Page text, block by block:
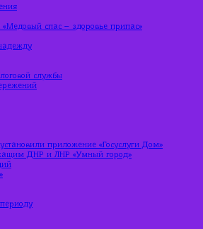
спас – здоровье припас»
службы
приложение «Госуслуги Дом»
ДНР и ЛНР «Умный город»